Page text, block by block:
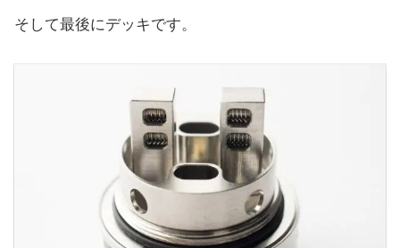
そして最後にデッキです。